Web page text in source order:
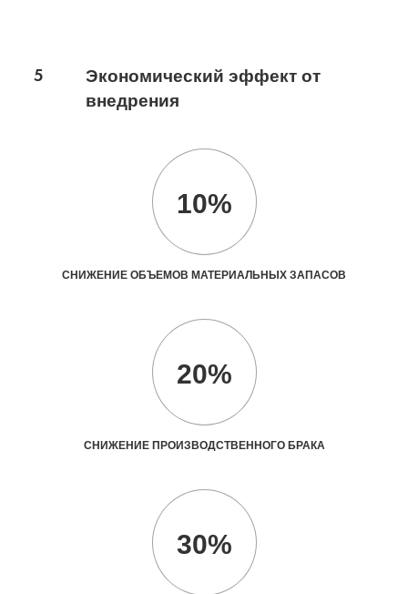
5
Экономический эффект от
внедрения
10%
СНИЖЕНИЕ ОБЪЕМОВ МАТЕРИАЛЬНЫХ ЗАПАСОВ
20%
СНИЖЕНИЕ ПРОИЗВОДСТВЕННОГО БРАКА
30%